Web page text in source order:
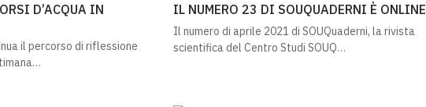
D’ACQUA IN
il percorso di riflessione
IL NUMERO 23 DI SOUQUADERNI È ONLINE
Il numero di aprile 2021 di SOUQuaderni, la rivista
scientifica del Centro Studi SOUQ…